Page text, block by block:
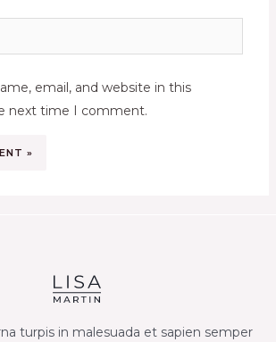
email, and website in this
next time I comment.
turpis in malesuada et sapien semper